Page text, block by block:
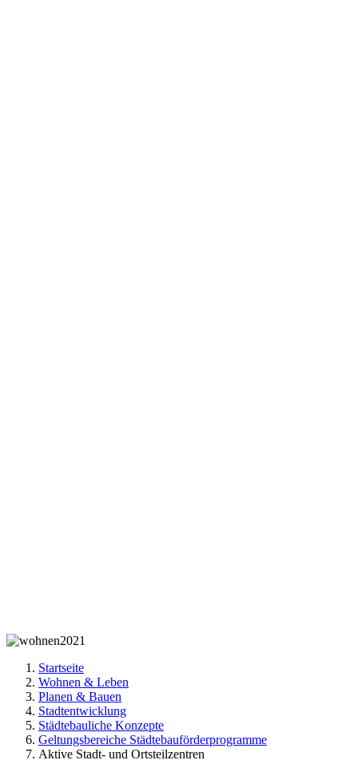
Startseite
Wohnen & Leben
Planen & Bauen
Stadtentwicklung
Städtebauliche Konzepte
Geltungsbereiche Städtebauförderprogramme
Aktive Stadt- und Ortsteilzentren